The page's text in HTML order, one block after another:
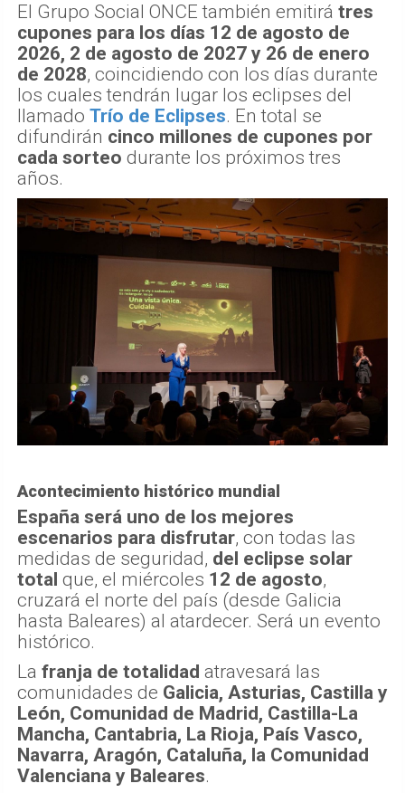
El Grupo Social ONCE también emitirá tres
cupones para los días 12 de agosto de
2026, 2 de agosto de 2027 y 26 de enero
de 2028, coincidiendo con los días durante
los cuales tendrán lugar los eclipses del
llamado Trío de Eclipses. En total se
difundirán cinco millones de cupones por
cada sorteo durante los próximos tres
años.
Acontecimiento histórico mundial
España será uno de los mejores
escenarios para disfrutar, con todas las
medidas de seguridad, del eclipse solar
total que, el miércoles 12 de agosto,
cruzará el norte del país (desde Galicia
hasta Baleares) al atardecer. Será un evento
histórico.
La franja de totalidad atravesará las
comunidades de Galicia, Asturias, Castilla y
León, Comunidad de Madrid, Castilla-La
Mancha, Cantabria, La Rioja, País Vasco,
Navarra, Aragón, Cataluña, la Comunidad
Valenciana y Baleares.